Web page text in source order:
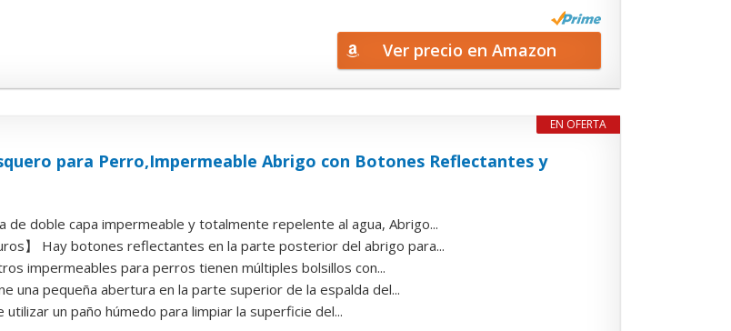
Ver precio en Amazon
EN OFERTA
para Perro,Impermeable Abrigo con Botones Reflectantes y
de doble capa impermeable y totalmente repelente al agua, Abrigo...
】 Hay botones reflectantes en la parte posterior del abrigo para...
impermeables para perros tienen múltiples bolsillos con...
una pequeña abertura en la parte superior de la espalda del...
utilizar un paño húmedo para limpiar la superficie del...